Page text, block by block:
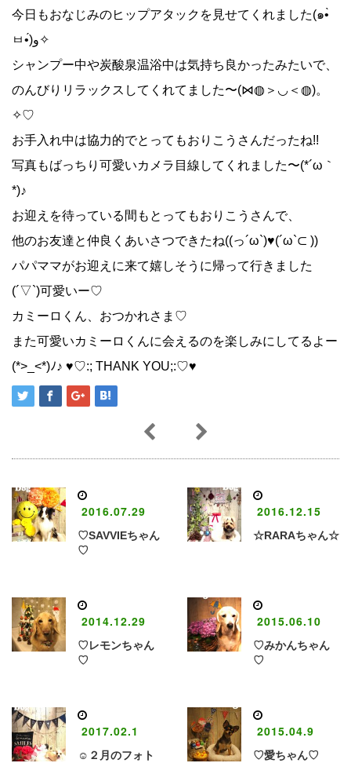
今日もおなじみのヒップアタックを見せてくれました(๑•̀
ㅂ•́)و✧
シャンプー中や炭酸泉温浴中は気持ち良かったみたいで、
のんびりリラックスしてくれてました〜(⋈◍＞◡＜◍)。
✧♡
お手入れ中は協力的でとってもおりこうさんだったね!!
写真もばっちり可愛いカメラ目線してくれました〜(*´ω｀
*)♪
お迎えを待っている間もとってもおりこうさんで、
他のお友達と仲良くあいさつできたね((っ´ω`)♥(´ω`⊂ ))
パパママがお迎えに来て嬉しそうに帰って行きました
(´▽`)可愛いー♡
カミーロくん、おつかれさま♡
また可愛いカミーロくんに会えるのを楽しみにしてるよー
(*>_<*)ﾉ♪ ♥♡:; THANK YOU;:♡♥
2016.07.29
♡SAVVIEちゃん
♡
2016.12.15
☆RARAちゃん☆
2014.12.29
♡レモンちゃん
♡
2015.06.10
♡みかんちゃん
♡
2017.02.1
☺️２月のフォト
2015.04.9
♡愛ちゃん♡